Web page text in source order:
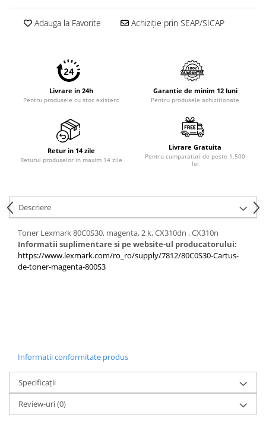
Ultrabookuri
Accesorii laptop
Piese si accesorii
Accesorii Printing
PC Office
Workstation
All-in-One PC
Mini PC
Monitoare
Monitoare LED
Placi de baza
Memorii RAM
SSD-uri interne
Hard disk-uri interne
Adauga la Favorite Achiziție prin SEAP/SICAP
Livrare in 24h
Pentru produsele cu stoc existent
Garantie de minim 12 luni
Pentru produsele achizitionate
Retur in 14 zile
Returul produselor in maxim 14 zile
Livrare Gratuita
Pentru cumparaturi de peste 1.500
lei
Descriere
Toner Lexmark 80C0S30, magenta, 2 k, CX310dn , CX310n
Informatii suplimentare si pe website-ul producatorului:
https://www.lexmark.com/ro_ro/supply/7812/80C0S30-Cartus-
de-toner-magenta-800S3
Informatii conformitate produs
Specificații
Review-uri(0)